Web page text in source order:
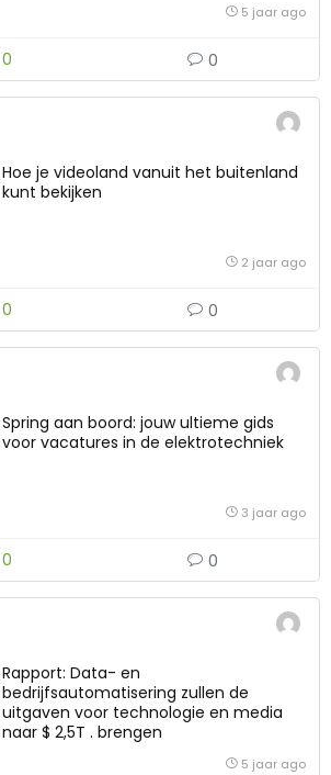
5 jaar ago
0 0
Hoe je videoland vanuit het buitenland
kunt bekijken
2 jaar ago
0 0
Spring aan boord: jouw ultieme gids
voor vacatures in de elektrotechniek
3 jaar ago
0 0
Rapport: Data- en
bedrijfsautomatisering zullen de
uitgaven voor technologie en media
naar $ 2,5T . brengen
5 jaar ago